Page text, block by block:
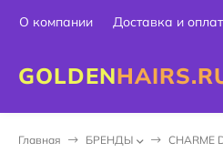
О компании Доставка и
GOLDEN
Главная БPEНДЫ CHARME